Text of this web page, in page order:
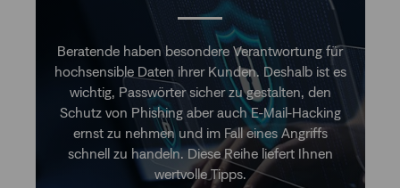
Beratende haben besondere Verantwortung für
hochsensible Daten ihrer Kunden. Deshalb ist es
wichtig, Passwörter sicher zu gestalten, den
Schutz von Phishing aber auch E-Mail-Hacking
ernst zu nehmen und im Fall eines Angriffs
schnell zu handeln. Diese Reihe liefert Ihnen
wertvolle Tipps.